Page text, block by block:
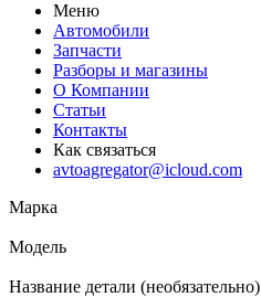
Меню
Автомобили
Запчасти
Разборы и магазины
О Компании
Статьи
Контакты
Как связаться
avtoagregator@icloud.com
Марка
Модель
Название детали (необязательно)